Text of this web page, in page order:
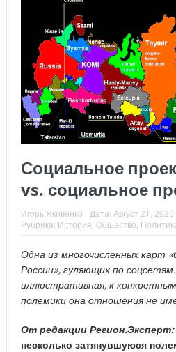
Социальное
vs. социальное
Игорь Яковенко Дата: Август 21, 2020
Рубрика: История Общество
Одна из многочисленных карт
России», гуляющих по
иллюстративная, к
полемики она отношения не
От редакции Регион.Эксперт:
несколько затянувшуюся